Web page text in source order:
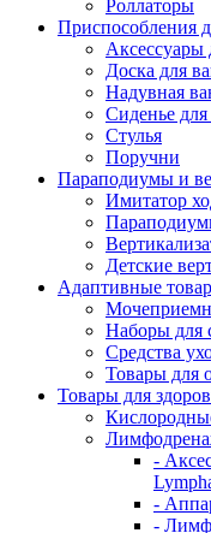
Роллаторы
Приспособления
Аксессуары
Доска для
Надувная
Сиденье
Стулья
Поручни
Параподиумы и
Имитатор
Детские
Адаптивные
Наборы для
Средства
Товары для
Товары для
-
-
-